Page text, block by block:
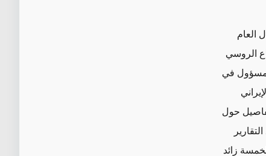
العام
الروسي
مسؤول في
حول
زائد